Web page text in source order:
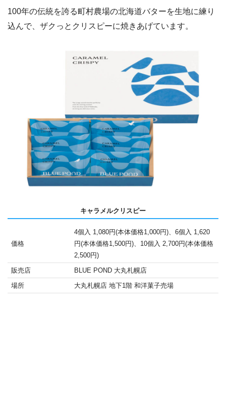
100年の伝統を誇る町村農場の北海道バターを⽣地に練り
込んで、ザクっとクリスピーに焼きあげています。
キャラメルクリスピー
価格
4個入 1,080円(本体価格1,000円)、6個入 1,620
円(本体価格1,500円)、10個入 2,700円(本体価格
2,500円)
販売店
BLUE POND 大丸札幌店
場所
大丸札幌店 地下1階 和洋菓子売場